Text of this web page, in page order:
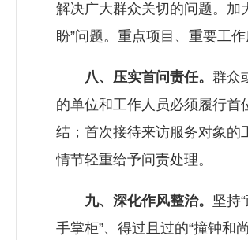
解决广大群众关切的问题。加
盼”问题。重点项目、重要工
八、压实首问责任。 群众
的单位和工作人员必须履行
结；首次接待来访服务对象的
情节轻重给予问责处理。
九、深化作风整治。 坚持
手掌柜”、得过且过的“撞钟和